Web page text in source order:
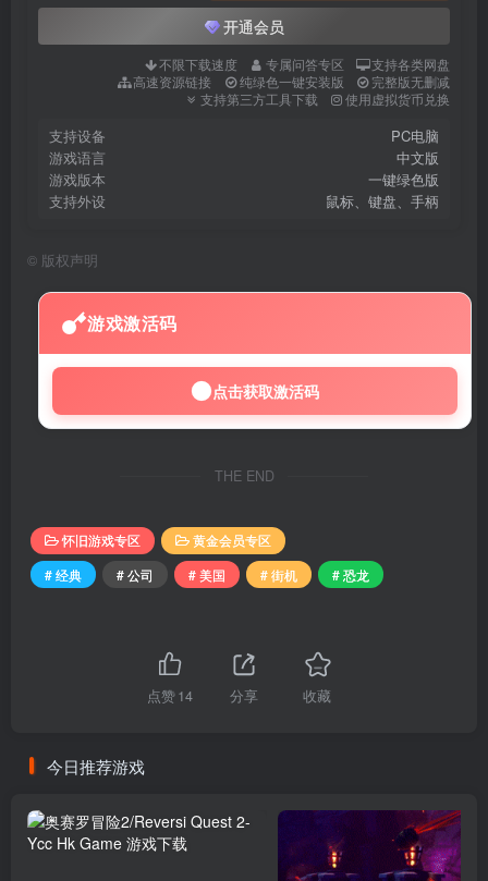
开通会员
不限下载速度 专属问答专区
支持各类网盘
高速资源链接
纯绿色一键安装版
完整版无删减
支持第三方工具下载
使用虚拟货币兑换
支持设备
PC电脑
游戏语言
中文版
游戏版本
一键绿色版
支持外设
鼠标、键盘、手柄
© 版权声明
游戏激活码
点击获取激活码
THE END
怀旧游戏专区
黄金会员专区
# 经典
# 公司 # 美国 # 街机 # 恐龙
点赞14 分享 收藏
今日推荐游戏